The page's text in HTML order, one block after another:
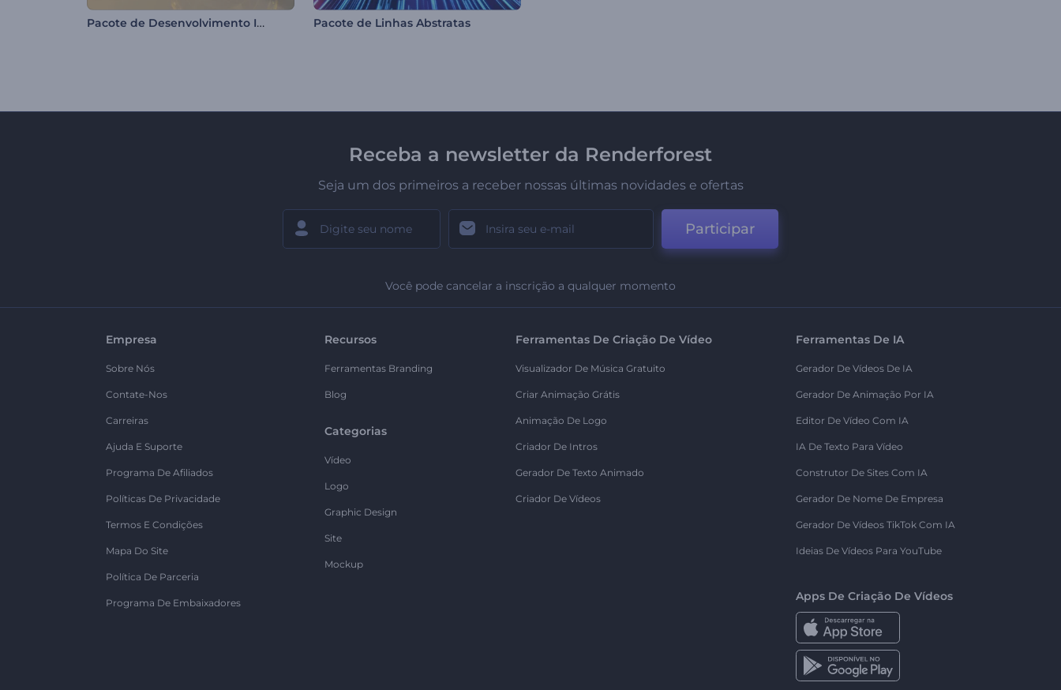
Pacote de Desenvolvimento Industrial Pacote de Linhas Abstratas
Receba a newsletter da Renderforest
Seja um dos primeiros a receber nossas últimas novidades e ofertas
Participar
Você pode cancelar a inscrição a qualquer momento
Empresa
Sobre Nós
Contate-Nos
Carreiras
Ajuda E Suporte
Programa De Afiliados
Políticas De Privacidade
Termos E Condições
Mapa Do Site
Política De Parceria
Programa De Embaixadores
Recursos
Ferramentas Branding
Blog
Categorias
Vídeo
Logo
Graphic Design
Site
Mockup
Ferramentas De Criação De Vídeo
Visualizador De Música Gratuito
Criar Animação Grátis
Animação De Logo
Criador De Intros
Gerador De Texto Animado
Criador De Vídeos
Ferramentas De IA
Gerador De Vídeos De IA
Gerador De Animação Por IA
Editor De Vídeo Com IA
IA De Texto Para Vídeo
Construtor De Sites Com IA
Gerador De Nome De Empresa
Gerador De Vídeos TikTok Com IA
Ideias De Vídeos Para YouTube
Apps De Criação De Vídeos